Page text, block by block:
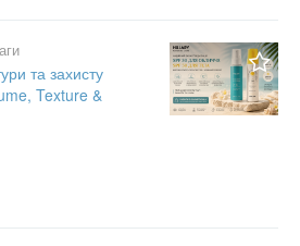
та захисту
Texture &